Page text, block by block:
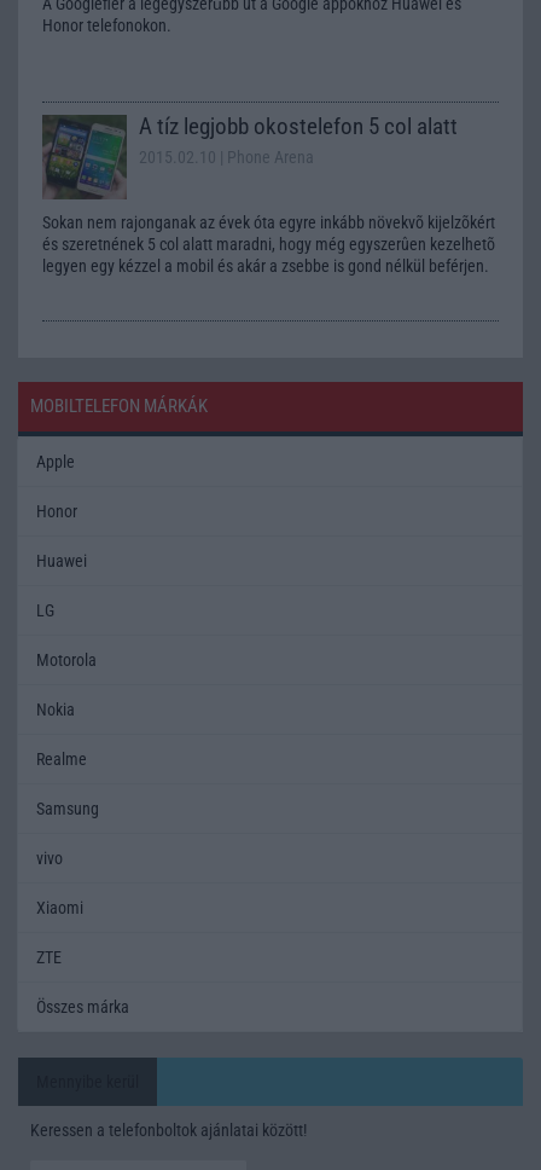
Honor telefonokon.
A tíz legjobb okostelefon 5 col alatt
2015.02.10 | Phone Arena
Sokan nem rajonganak az évek óta egyre inkább növekvõ kijelzõkért
és szeretnének 5 col alatt maradni, hogy még egyszerûen kezelhetõ
legyen egy kézzel a mobil és akár a zsebbe is gond nélkül beférjen.
MOBILTELEFON MÁRKÁK
Apple
Honor
Huawei
LG
Motorola
Nokia
Realme
Samsung
vivo
Xiaomi
ZTE
Összes márka
Keressen a telefonboltok ajánlatai között!